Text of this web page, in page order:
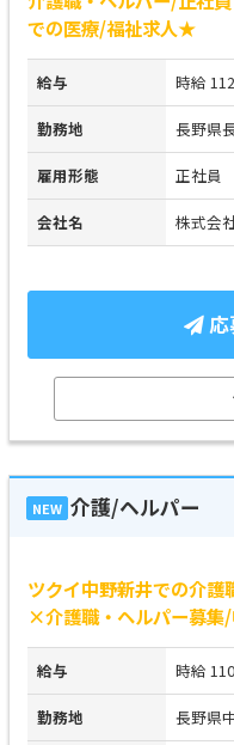
での医療/福祉求人★
給与 時給
勤務地 長野県
雇用形態 正社員
会社名 株式会
NEW 介護/ヘルパー
ツクイ中野新井での介
×介護職・ヘルパー募
給与 時給
勤務地 長野県